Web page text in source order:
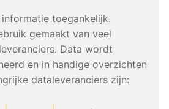
toegankelijk.
gemaakt van veel
Data wordt
en in handige overzichten
dataleveranciers zijn: